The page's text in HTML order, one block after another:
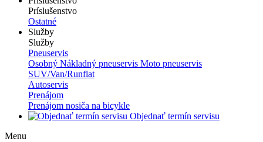
Príslušenstvo
Ostatné
Služby
Služby
Pneuservis
Osobný Nákladný pneuservis Moto pneuservis
SUV/Van/Runflat
Autoservis
Prenájom
Prenájom nosiča na bicykle
Objednať termín servisu
Menu